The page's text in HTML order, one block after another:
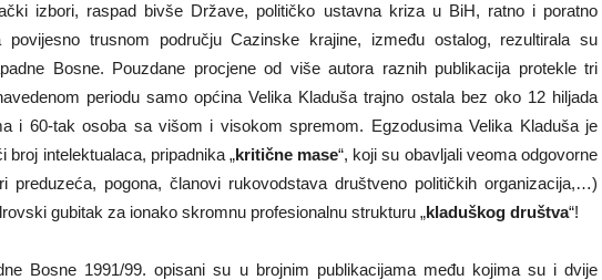
izbori, raspad bivše Države, političko ustavna kriza u BiH, ratno i poratno
trusnom području Cazinske krajine, između ostalog, rezultirala su
Bosne. Pouzdane procjene od više autora raznih publikacija protekle tri
periodu samo općina Velika Kladuša trajno ostala bez oko 12 hiljada
i 60-tak osoba sa višom i visokom spremom. Egzodusima Velika Kladuša je
broj intelektualaca, pripadnika „kritične mase“, koji su obavljali veoma odgovorne
preduzeća, pogona, članovi rukovodstava društveno političkih organizacija,…)
gubitak za ionako skromnu profesionalnu strukturu „kladuškog društva“!
Bosne 1991/99. opisani su u brojnim publikacijama među kojima su i dvije